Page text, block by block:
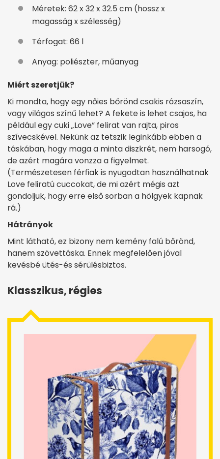
Méretek: 62 x 32 x 32.5 cm (hossz x
magasság x szélesség)
Térfogat: 66 l
Anyag: poliészter, műanyag
Miért szeretjük?
Ki mondta, hogy egy nőies bőrönd csakis rózsaszín,
vagy világos színű lehet? A fekete is lehet csajos, ha
például egy cuki „Love” felirat van rajta, piros
szívecskével. Nekünk az tetszik leginkább ebben a
táskában, hogy maga a minta diszkrét, nem harsogó,
de azért magára vonzza a figyelmet.
(Természetesen férfiak is nyugodtan használhatnak
Love feliratú cuccokat, de mi azért mégis azt
gondoljuk, hogy erre első sorban a hölgyek kapnak
rá.)
Hátrányok
Mint látható, ez bizony nem kemény falú bőrönd,
hanem szövettáska. Ennek megfelelően jóval
kevésbé ütés-és sérülésbiztos.
Klasszikus, régies